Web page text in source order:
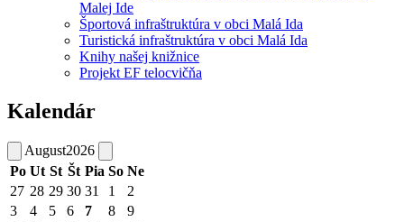
Malej Ide
Športová infraštruktúra v obci Malá Ida
Turistická infraštruktúra v obci Malá Ida
Knihy našej knižnice
Projekt EF telocvičňa
Kalendár
August2026
Po Ut St Št Pia So Ne
27 28 29 30 31 1
2
3
4 5 6 7 8
9